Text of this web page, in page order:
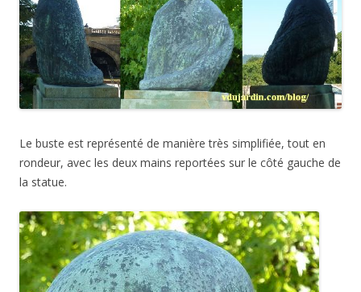
Le buste est représenté de manière très simplifiée, tout en
rondeur, avec les deux mains reportées sur le côté gauche de
la statue.